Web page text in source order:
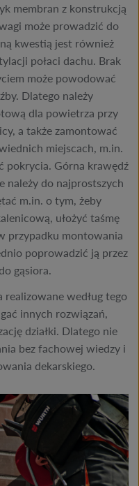
membran z konstrukcją
może prowadzić do
kwestią jest również
połaci dachu. Brak
może powodować
Dlatego należy
dla powietrza przy
a także zamontować
miejscach, m.in.
pokrycia. Górna krawędź
należy do najprostszych
m.in. o tym, żeby
ułożyć taśmę
przypadku montowania
poprowadzić ją przez
gąsiora.
według tego
innych rozwiązań,
działki. Dlatego nie
bez fachowej wiedzy i
dekarskiego.